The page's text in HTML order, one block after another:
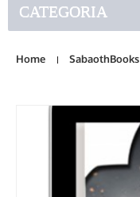
CATEGORIA
Home SabaothBooks